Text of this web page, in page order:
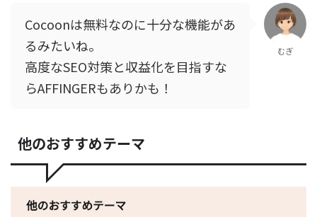
Cocoonは無料なのに十分な機能があ
るみたいね。
高度なSEO対策と収益化を目指すな
らAFFINGERもありかも！
むぎ
他のおすすめテーマ